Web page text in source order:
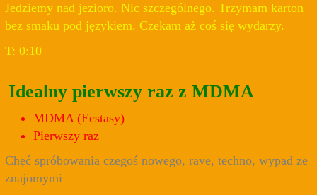
Jedziemy nad jezioro. Nic szczególnego. Trzymam karton
bez smaku pod językiem. Czekam aż coś się wydarzy.
T: 0:10
Idealny pierwszy raz z MDMA
MDMA (Ecstasy)
Pierwszy raz
Chęć spróbowania czegoś nowego, rave, techno, wypad ze
znajomymi